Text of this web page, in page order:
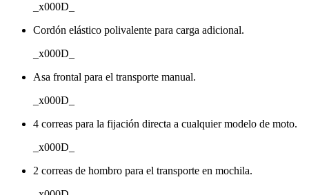
_x000D_
Cordón elástico polivalente para carga adicional.
_x000D_
Asa frontal para el transporte manual.
_x000D_
4 correas para la fijación directa a cualquier modelo de moto.
_x000D_
2 correas de hombro para el transporte en mochila.